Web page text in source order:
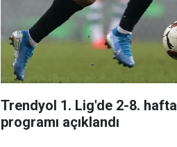
Trendyol 1. Lig'de 2-8. hafta
programı açıklandı